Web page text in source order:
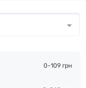
0-109 грн